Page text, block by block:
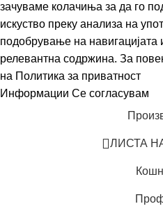
зачуваме колачиња за да го
искуство преку анализа на
подобрување на
релевантна содржина. За
на Политика за приватност
Информации Се согласувам
ЛИСТА